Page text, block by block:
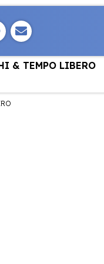
& TEMPO LIBERO